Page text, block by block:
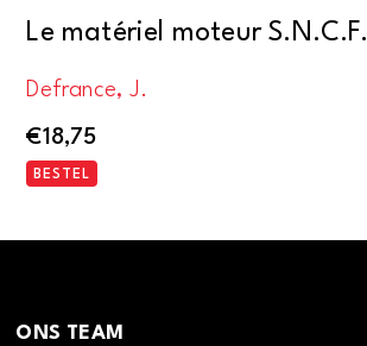
Le matériel moteur S.N.C.F.
Defrance, J.
€18,75
BESTEL
ONS TEAM